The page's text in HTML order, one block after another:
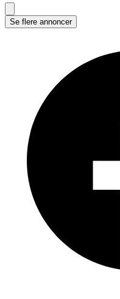
Se flere annoncer